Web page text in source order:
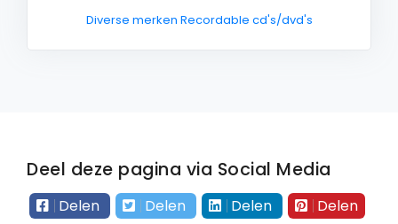
Diverse merken Recordable cd's/dvd's
Deel deze pagina via Social Media
Delen Delen Delen Delen